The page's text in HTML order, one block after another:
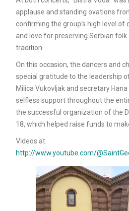
applause and standing ovations
confirming the group’s high level of
and love for preserving Serbian folk
tradition.
On this occasion, the dancers and
special gratitude to the leadership
Milica Vukovljak and secretary
selfless support throughout the
the successful organization of the
18, which helped raise funds to
Videos at:
http://www.youtube.com/